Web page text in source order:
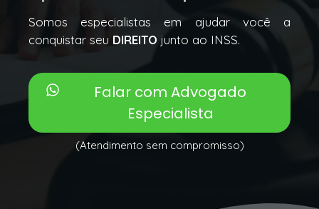
Somos especialistas em ajudar você a
conquistar seu DIREITO junto ao INSS.
Falar com Advogado
Especialista
(Atendimento sem compromisso)